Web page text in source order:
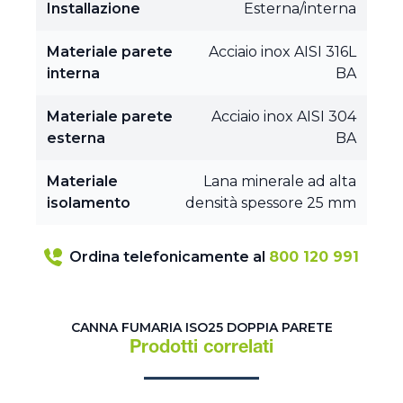
Installazione Esterna/interna
Materiale parete
interna
Acciaio inox AISI 316L
BA
Materiale parete
esterna
Acciaio inox AISI 304
BA
Materiale
isolamento
Lana minerale ad alta
densità spessore 25 mm
Ordina telefonicamente al 800 120 991
CANNA FUMARIA ISO25 DOPPIA PARETE
Prodotti correlati